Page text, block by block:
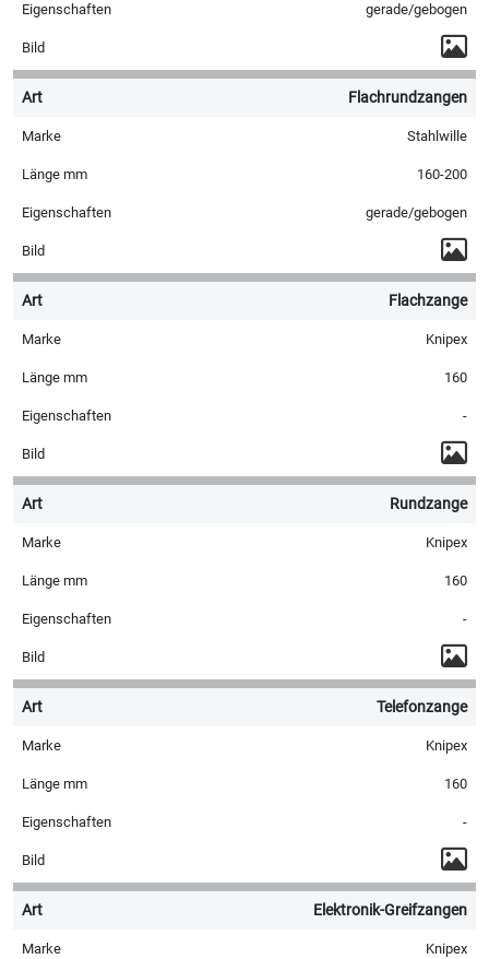
gerade/gebogen
Flachrundzangen
Stahlwille
160-200
gerade/gebogen
Flachzange
Knipex
160
-
Rundzange
Knipex
160
-
Telefonzange
Knipex
160
-
Elektronik-Greifzangen
Knipex